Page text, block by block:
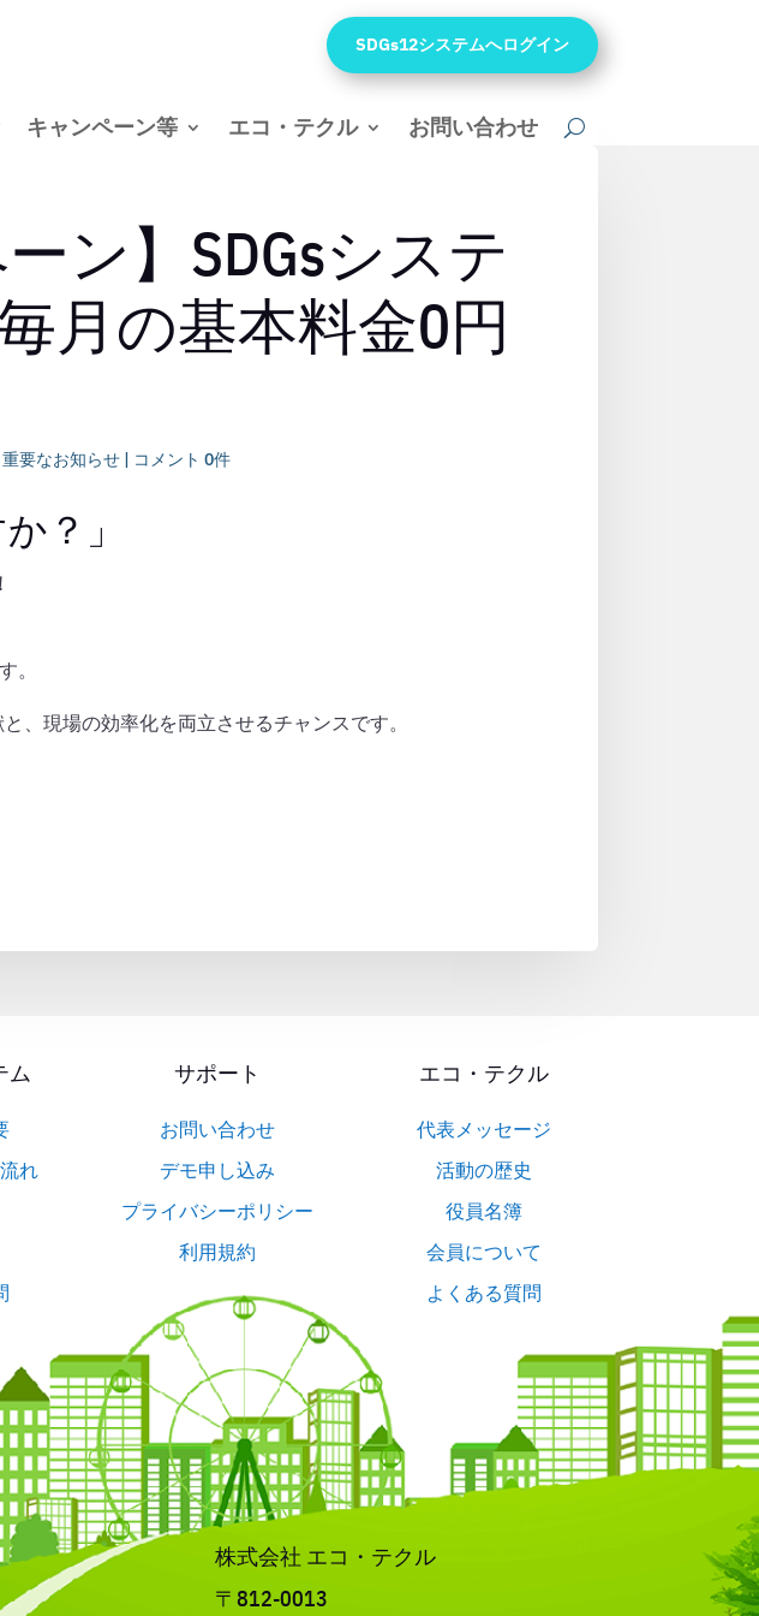
SDGs12システムへログイン
キャンペーン等 エコ・テクル お問い合わせ
ン】SDGsシステ
月の基本料金0円
重要なお知らせ| コメント 0件
？」
。
、現場の効率化を両立させるチャンスです。
ム
れ
サポート
お問い合わせ
デモ申し込み
プライバシーポリシー
利用規約
エコ・テクル
代表メッセージ
活動の歴史
役員名簿
会員について
よくある質問
株式会社 エコ・テクル
〒812-0013